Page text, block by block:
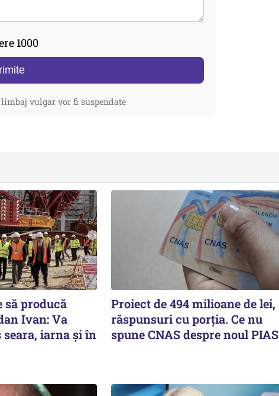
1000
vulgar vor fi suspendate
să producă
Ivan: Va
seara, iarna și în
Proiect de 494 milioane de lei,
răspunsuri cu porția. Ce nu
spune CNAS despre noul PIAS